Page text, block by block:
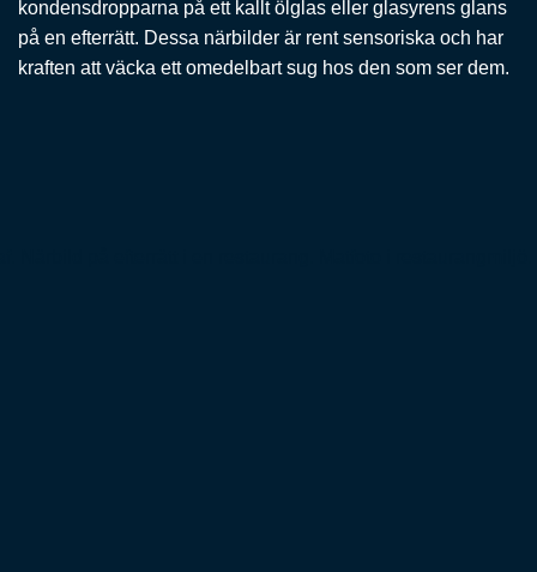
kondensdropparna på ett kallt ölglas eller glasyrens glans
på en efterrätt. Dessa närbilder är rent sensoriska och har
kraften att väcka ett omedelbart sug hos den som ser dem.